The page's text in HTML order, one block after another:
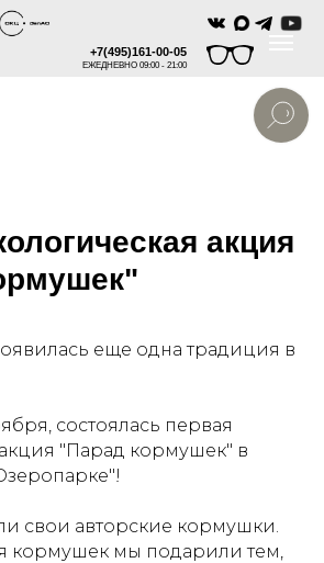
+7(495)161-00-05
ЕЖЕДНЕВНО 09:00 - 21:00
акция
еще одна традиция в
состоялась первая
"Парад кормушек" в
свои авторские кормушки.
кормушек мы подарили тем,